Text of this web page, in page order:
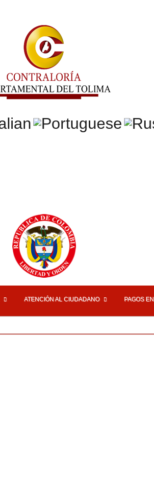
ATENCIÓN AL CIUDADANO PAGOS